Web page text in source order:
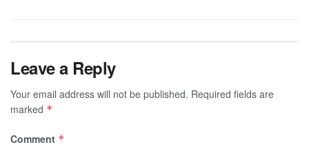
Leave a Reply
Your email address will not be published. Required fields are
marked *
Comment *